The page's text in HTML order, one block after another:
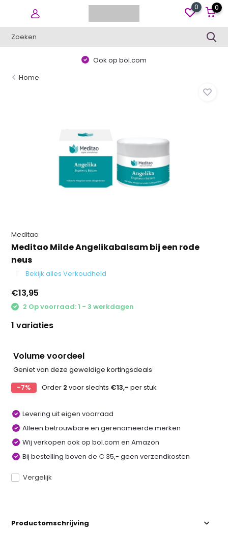
0 0
Ook op bol.com
Home
Meditao
Meditao Milde Angelikabalsam bij een rode
neus
Bekijk alles Verkoudheid
€13,95
2 Op voorraad: 1 - 3 werkdagen
1 variaties
Volume voordeel
Geniet van deze geweldige kortingsdeals
-7%
Order 2 voor slechts €13,- per stuk
Levering uit eigen voorraad
Alleen betrouwbare en gerenomeerde merken
Wij verkopen ook op bol.com en Amazon
Bij bestelling boven de € 35,- geen verzendkosten
Vergelijk
Productomschrijving